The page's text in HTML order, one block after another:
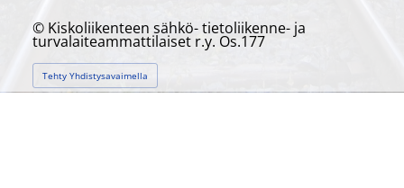
© Kiskoliikenteen sähkö- tietoliikenne- ja
turvalaiteammattilaiset r.y. Os.177
Tehty Yhdistysavaimella